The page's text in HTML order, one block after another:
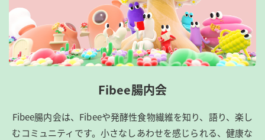
Fibee腸内会
Fibee腸内会は、​Fibeeや発酵性食物繊維を知り、語り、楽し
むコミュニティです。​小さなしあわせを感じられる、健康な